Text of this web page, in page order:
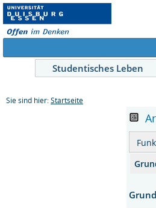
Studentisches Leben
Sie sind hier: Startseite